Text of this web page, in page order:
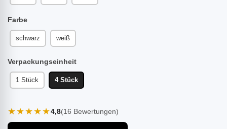
Farbe
schwarz weiß
Verpackungseinheit
1 Stück 4 Stück
★★★★★4,8(16 Bewertungen)